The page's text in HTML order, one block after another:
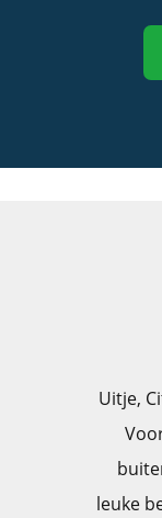
Uitje,
leuke